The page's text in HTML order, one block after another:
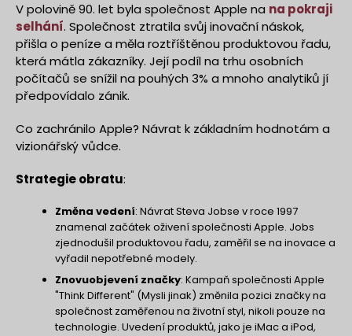
V polovině 90. let byla společnost Apple na na pokraji
selhání. Společnost ztratila svůj inovační náskok,
přišla o peníze a měla roztříštěnou produktovou řadu,
která mátla zákazníky. Její podíl na trhu osobních
počítačů se snížil na pouhých 3% a mnoho analytiků jí
předpovídalo zánik.
Co zachránilo Apple? Návrat k základním hodnotám a
vizionářský vůdce.
Strategie obratu:
Změna vedení: Návrat Steva Jobse v roce 1997
znamenal začátek oživení společnosti Apple. Jobs
zjednodušil produktovou řadu, zaměřil se na inovace a
vyřadil nepotřebné modely.
Znovuobjevení značky: Kampaň společnosti Apple
"Think Different" (Mysli jinak) změnila pozici značky na
společnost zaměřenou na životní styl, nikoli pouze na
technologie. Uvedení produktů, jako je iMac a iPod,